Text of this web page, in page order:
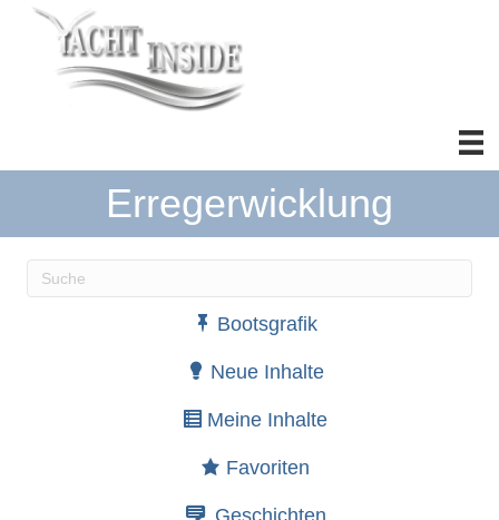
Erregerwicklung
Wenn die Ergebnisse der automatischen
Bootsgrafik
Neue Inhalte
Meine Inhalte
Favoriten